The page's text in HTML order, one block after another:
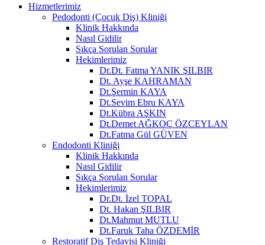
Hizmetlerimiz
Pedodonti (Çocuk Diş) Kliniği
Klinik Hakkında
Nasıl Gidilir
Sıkça Sorulan Sorular
Hekimlerimiz
Dr.Dt. Fatma YANIK ŞILBIR
Dt. Ayşe KAHRAMAN
Dt.Şermin KAYA
Dt.Sevim Ebru KAYA
Dt.Kübra AŞKIN
Dt.Demet AĞKOÇ ÖZCEYLAN
Dt.Fatma Gül GÜVEN
Endodonti Kliniği
Klinik Hakkında
Nasıl Gidilir
Sıkça Sorulan Sorular
Hekimlerimiz
Dr.Dt. İzel TOPAL
Dt. Hakan ŞILBIR
Dt.Mahmut MUTLU
Dt.Faruk Taha ÖZDEMİR
Restoratif Diş Tedavisi Kliniği